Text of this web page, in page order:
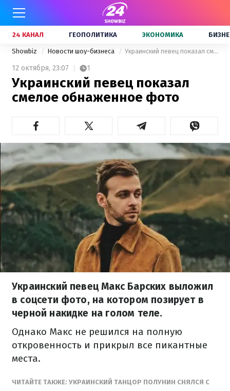
24 КАНАЛ ГЕОПОЛИТИКА ЭКОНОМИКА
Showbiz Новости шоу-бизнеса Украинский певец показал смелое обнаженное фото
12 октября, 23:07 1
Украинский певец показал
смелое обнаженное фото
Украинский певец Макс Барских выложил
в соцсети фото, на котором позирует в
черной накидке на голом теле.
Однако Макс не решился на полную
откровенность и прикрыл все пикантные
места.
ЧИТАЙТЕ ТАКЖЕ: УКРАИНСКИЙ ТАНЦОР ПОЛУНИН СНЯЛСЯ С